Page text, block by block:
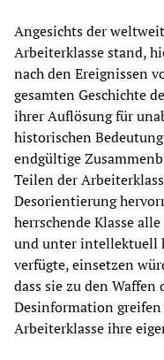
Angesichts der
Arbeiterklasse stand,
nach den Ereignissen
gesamten Geschichte
ihrer Auflösung für
historischen
endgültige
Teilen der
Desorientierung
herrschende Klasse
und unter intellektuell
verfügte, einsetzen
dass sie zu den
Desinformation
Arbeiterklasse ihre